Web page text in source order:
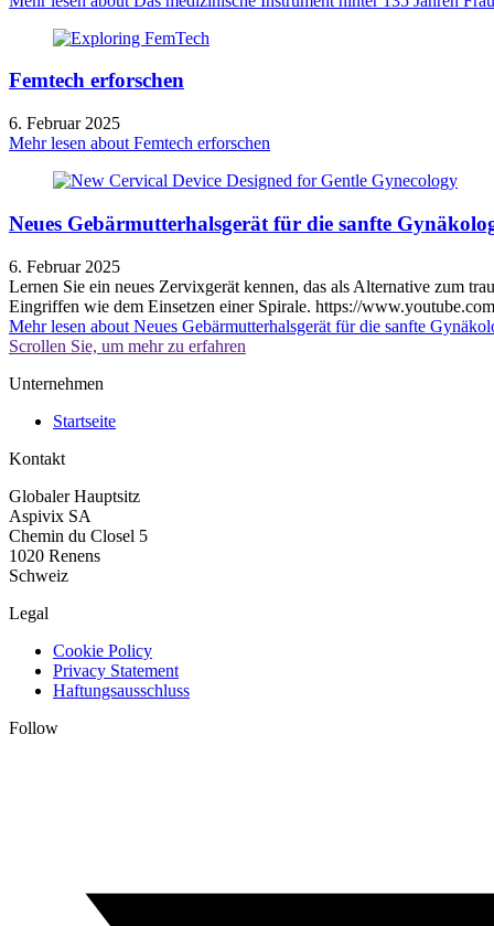
Femtech erforschen
6. Februar 2025
Mehr lesen about Femtech erforschen
Neues Gebärmutterhalsgerät für die sanfte
6. Februar 2025
Lernen Sie ein neues Zervixgerät kennen, das als Alternative zum
Eingriffen wie dem Einsetzen einer Spirale. https://
Mehr lesen about Neues Gebärmutterhalsgerät für die sanfte
Scrollen Sie, um mehr zu erfahren
Unternehmen
Startseite
Kontakt
Globaler Hauptsitz
Aspivix SA
Chemin du Closel 5
1020 Renens
Schweiz
Legal
Cookie Policy
Privacy Statement
Haftungsausschluss
Follow